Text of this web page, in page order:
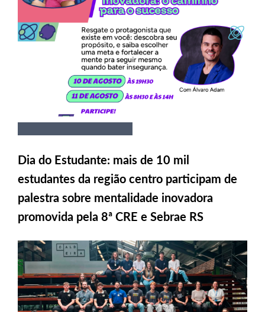
Dia do Estudante: mais de 10 mil
estudantes da região centro participam de
palestra sobre mentalidade inovadora
promovida pela 8ª CRE e Sebrae RS